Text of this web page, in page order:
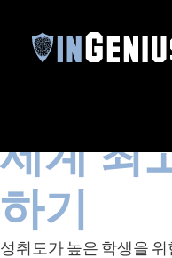
세계 최
하기
성취도가 높은 학생을